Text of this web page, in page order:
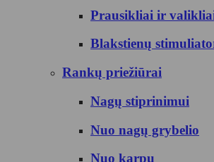
Prausikliai ir
Blakstienų
Rankų priežiūrai
Nagų stiprinimui
Nuo nagų grybelio
Nuo karpų